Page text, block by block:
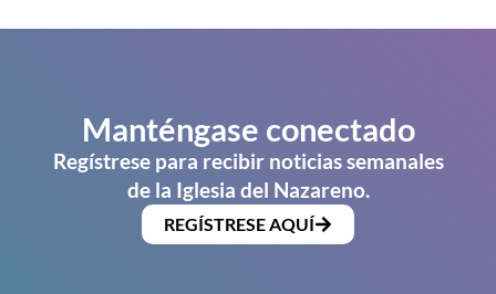
Manténgase conectado
Regístrese para recibir noticias semanales
de la Iglesia del Nazareno.
REGÍSTRESE AQUÍ